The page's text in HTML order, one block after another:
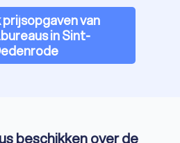
professioneel vertaalbureau in
tot hoogwaardige en
het kiezen van een erkend
vertaalbureau profiteer je van
van
in Sint-
beschikken over de